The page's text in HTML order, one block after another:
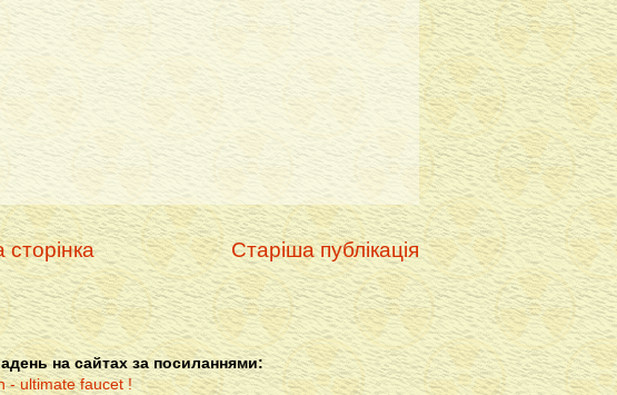
Старіша публікація
сторінка
на сайтах за посиланнями: